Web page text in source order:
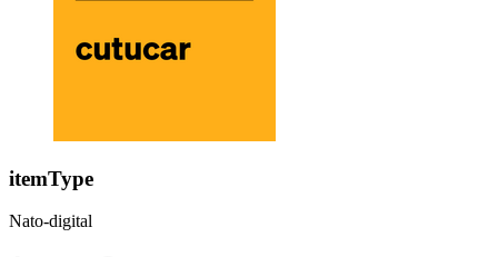
itemType
Nato-digital